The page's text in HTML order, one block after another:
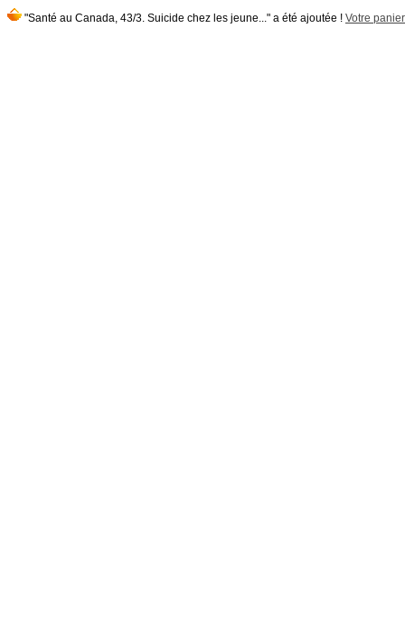
"Santé au Canada, 43/3. Suicide chez les jeune..." a été ajoutée ! Votre